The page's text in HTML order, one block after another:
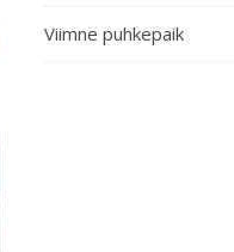
Viimne puhkepaik